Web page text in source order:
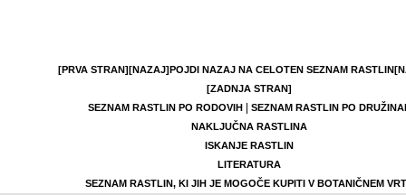
[PRVA STRAN][NAZAJ]POJDI NAZAJ NA CELOTEN SEZNAM RASTLIN
[ZADNJA STRAN]
SEZNAM RASTLIN PO RODOVIH|
SEZNAM RASTLIN PO
NAKLJUČNA RASTLINA
ISKANJE RASTLIN
LITERATURA
SEZNAM RASTLIN, KI JIH JE MOGOČE KUPITI V BOTANIČNEM